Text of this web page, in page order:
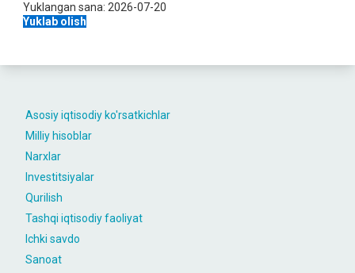
Asosiy iqtisodiy ko'rsatkichlar
Milliy hisoblar
Narxlar
Investitsiyalar
Qurilish
Tashqi iqtisodiy faoliyat
Ichki savdo
Sanoat
Yuklangan sana: 2026-07-20
Yuklab olish